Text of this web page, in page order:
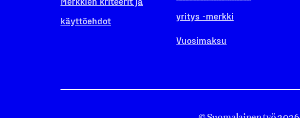
käyttöehdot
yritys -merkki
Vuosimaksu